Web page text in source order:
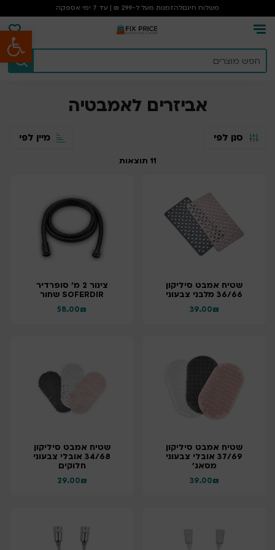
פתח סרגל נגישות
משלוח חינםלהזמנות מעל ל-299 ₪ | עד 7 ימי אספקה
אביזרים לאמבטיה
סנן לפי מיין לפי
11 תוצאות
שטיח אמבט סיליקון
36/66 מלבני צבעוני
₪
39.00
צינור 2 מ' סופרדיר
SOFERDIR שחור
₪
58.00
שטיח אמבט סיליקון
37/69 אובלי צבעוני
מסאג'
₪
39.00
שטיח אמבט סיליקון
34/68 אובלי צבעוני
חלוקים
₪
29.00